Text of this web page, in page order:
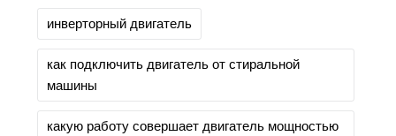
инверторный двигатель
как подключить двигатель от стиральной
машины
какую работу совершает двигатель мощностью